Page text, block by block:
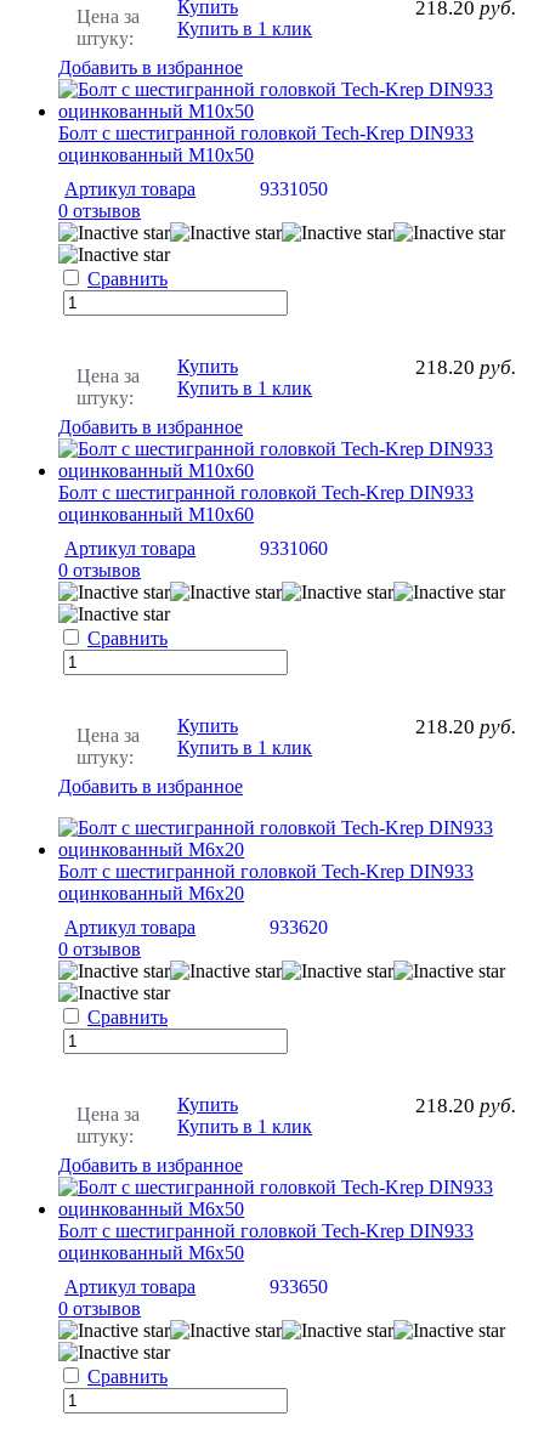
Цена за
штуку:
218.20 руб.
Купить
Купить в 1 клик
Добавить в избранное
Болт с шестигранной головкой Tech-Krep DIN933
оцинкованный М10х50
Артикул товара
9331050
0 отзывов
Сравнить
Цена за
штуку:
218.20 руб.
Купить
Купить в 1 клик
Добавить в избранное
Болт с шестигранной головкой Tech-Krep DIN933
оцинкованный М10х60
Артикул товара
9331060
0 отзывов
Сравнить
Цена за
штуку:
218.20 руб.
Купить
Купить в 1 клик
Добавить в избранное
Болт с шестигранной головкой Tech-Krep DIN933
оцинкованный М6х20
Артикул товара
933620
0 отзывов
Сравнить
Цена за
штуку:
218.20 руб.
Купить
Купить в 1 клик
Добавить в избранное
Болт с шестигранной головкой Tech-Krep DIN933
оцинкованный М6х50
Артикул товара
933650
0 отзывов
Сравнить